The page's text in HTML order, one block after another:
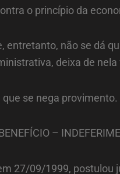
o princípio da
entretanto, não se dá
deixa de
se nega provimento.
–
27/09/1999, postulou